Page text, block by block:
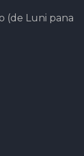
(de Luni pana